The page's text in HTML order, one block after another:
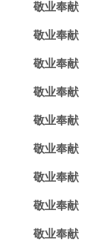
敬业奉献
敬业奉献
敬业奉献
敬业奉献
敬业奉献
敬业奉献
敬业奉献
敬业奉献
敬业奉献